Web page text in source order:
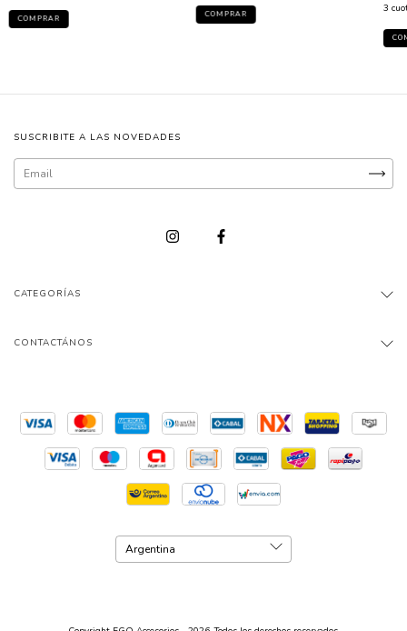
COMPRAR COMPRAR 3
SUSCRIBITE A LAS NOVEDADES
CATEGORÍAS
CONTACTÁNOS